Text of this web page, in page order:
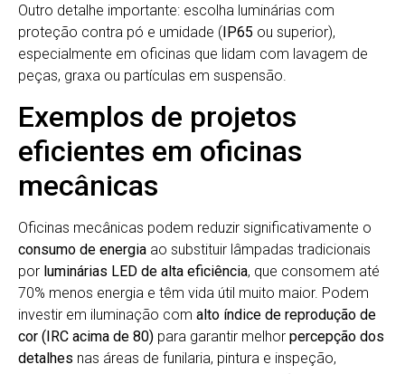
Outro detalhe importante: escolha luminárias com
proteção contra pó e umidade (IP65 ou superior),
especialmente em oficinas que lidam com lavagem de
peças, graxa ou partículas em suspensão.
Exemplos de projetos
eficientes em oficinas
mecânicas
Oficinas mecânicas podem reduzir significativamente o
consumo de energia ao substituir lâmpadas tradicionais
por luminárias LED de alta eficiência, que consomem até
70% menos energia e têm vida útil muito maior. Podem
investir em iluminação com alto índice de reprodução de
cor (IRC acima de 80) para garantir melhor percepção dos
detalhes nas áreas de funilaria, pintura e inspeção,